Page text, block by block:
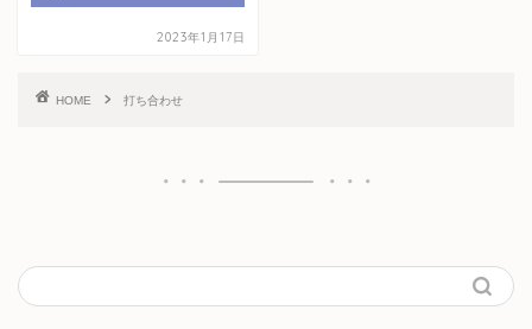
2023年1月17日
HOME 打ち合わせ